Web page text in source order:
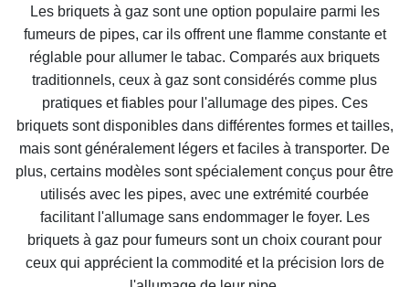
Les briquets à gaz sont une option populaire parmi les
fumeurs de pipes, car ils offrent une flamme constante et
réglable pour allumer le tabac. Comparés aux briquets
traditionnels, ceux à gaz sont considérés comme plus
pratiques et fiables pour l'allumage des pipes. Ces
briquets sont disponibles dans différentes formes et tailles,
mais sont généralement légers et faciles à transporter. De
plus, certains modèles sont spécialement conçus pour être
utilisés avec les pipes, avec une extrémité courbée
facilitant l'allumage sans endommager le foyer. Les
briquets à gaz pour fumeurs sont un choix courant pour
ceux qui apprécient la commodité et la précision lors de